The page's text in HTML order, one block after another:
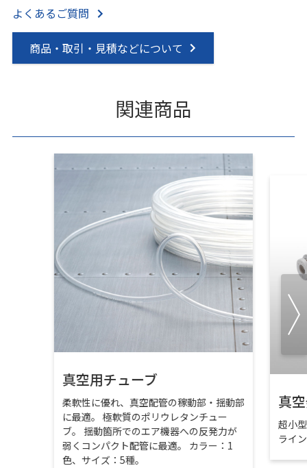
よくあるご質問
商品・取引・見積などについて
関連商品
真空用チューブ
柔軟性に優れ、真空配管の稼動部・揺動部
に最適。 極軟質のポリウレタンチュー
ブ。 揺動箇所でのエア機器への反発力が
弱くコンパクト配管に最適。 カラー：1
色、サイズ：5種。
真
超小
ライ